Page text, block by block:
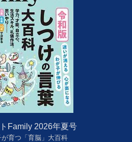
Family 2026年夏号
育つ「育脳」大百科